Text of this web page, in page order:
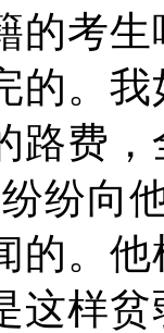
的考
的。
路费
纷向
的。
这样